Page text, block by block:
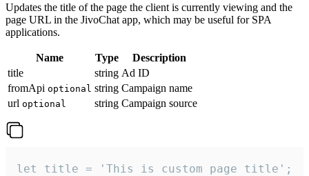
Updates the title of the page the client is currently viewing and the
page URL in the JivoChat app, which may be useful for SPA
applications.
Name Type
Description
title
string Ad ID
fromApi optional string Campaign name
url optional string Campaign source
let title = 'This is custom page title';